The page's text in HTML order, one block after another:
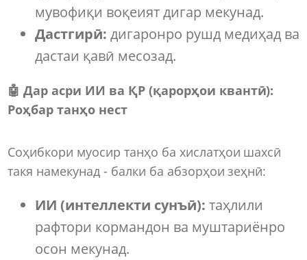
мувофиқи воқеият дигар мекунад.
Дастгирӣ: дигаронро рушд медиҳад ва
дастаи қавӣ месозад.
🤖 Дар асри ИИ ва ҚР (қарорҳои квантӣ):
Роҳбар танҳо нест
Соҳибкори муосир танҳо ба хислатҳои шахсӣ
такя намекунад - балки ба абзорҳои зеҳнӣ:
ИИ (интеллекти сунъӣ): таҳлили
рафтори кормандон ва муштариёнро
осон мекунад.